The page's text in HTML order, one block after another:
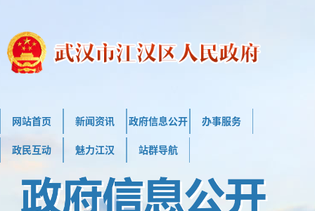
网站首页 新闻资讯 政府信息公开 办事服务
政民互动 魅力江汉 站群导航